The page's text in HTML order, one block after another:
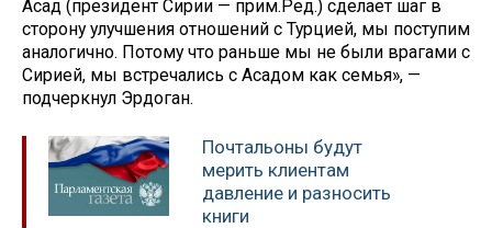
Асад (президент Сирии — прим.Ред.) сделает шаг в
сторону улучшения отношений с Турцией, мы поступим
аналогично. Потому что раньше мы не были врагами с
Сирией, мы встречались с Асадом как семья», —
подчеркнул Эрдоган.
Почтальоны будут
мерить клиентам
давление и разносить
книги